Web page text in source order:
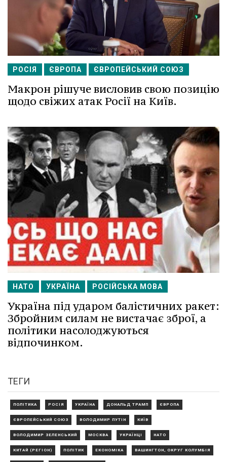
РОСІЯ ЄВРОПА ЄВРОПЕЙСЬКИЙ СОЮЗ
Макрон рішуче висловив свою позицію
щодо свіжих атак Росії на Київ.
НАТО УКРАЇНА РОСІЙСЬКА МОВА
Україна під ударом балістичних ракет:
Збройним силам не вистачає зброї, а
політики насолоджуються
відпочинком.
ТЕГИ
ПОЛІТИКА РОСІЯ УКРАЇНА ДОНАЛЬД ТРАМП ЄВРОПА
ЄВРОПЕЙСЬКИЙ СОЮЗ ВОЛОДИМИР ПУТІН КИЇВ
ВОЛОДИМИР ЗЕЛЕНСЬКИЙ МОСКВА УКРАЇНЦІ НАТО
КИТАЙ (РЕГІОН) ПОЛІТИК ЕКОНОМІКА ВАШИНГТОН, ОКРУГ КОЛУМБІЯ